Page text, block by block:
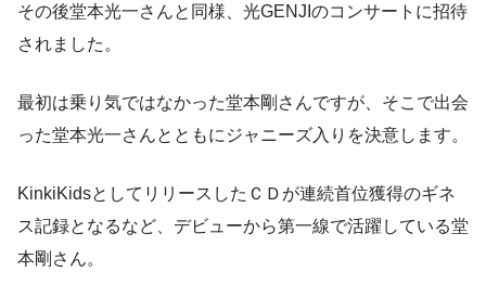
その後堂本光一さんと同様、 光GENJIのコンサートに招待
されました。
最初は乗り気ではなかった堂本剛さんですが、そこで出会
った堂本光一さんとともにジャニーズ入りを決意します。
KinkiKidsとしてリリースしたＣＤが連続首位獲得のギネ
ス記録となるなど、デビューから第一線で活躍している堂
本剛さん。